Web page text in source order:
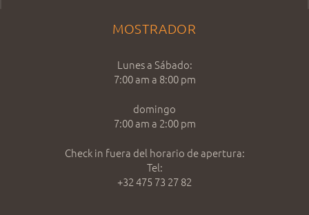
MOSTRADOR
Lunes a Sábado:
7:00 am a 8:00 pm
domingo
7:00 am a 2:00 pm
Check in fuera del horario de apertura:
Tel:
+32 475 73 27 82